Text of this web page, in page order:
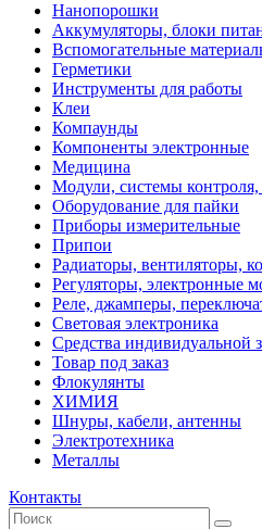
Нанопорошки
Аккумуляторы, блоки
Вспомогательные
Герметики
Инструменты для работы
Клеи
Компаунды
Компоненты электронные
Медицина
Модули, системы контроля,
Оборудование для пайки
Приборы измерительные
Припои
Радиаторы, вентиляторы,
Регуляторы, электронные
Реле, джамперы,
Световая электроника
Средства индивидуальной
Товар под заказ
Флокулянты
ХИМИЯ
Шнуры, кабели, антенны
Электротехника
Металлы
Контакты